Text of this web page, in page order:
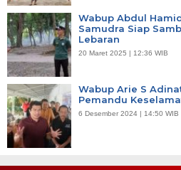
Wabup Abdul
Samudra Siap
Lebaran
20 Maret 2025 | 12:36 WIB
Wabup Arie S
Pemandu
6 Desember 2024 | 14:50 WIB